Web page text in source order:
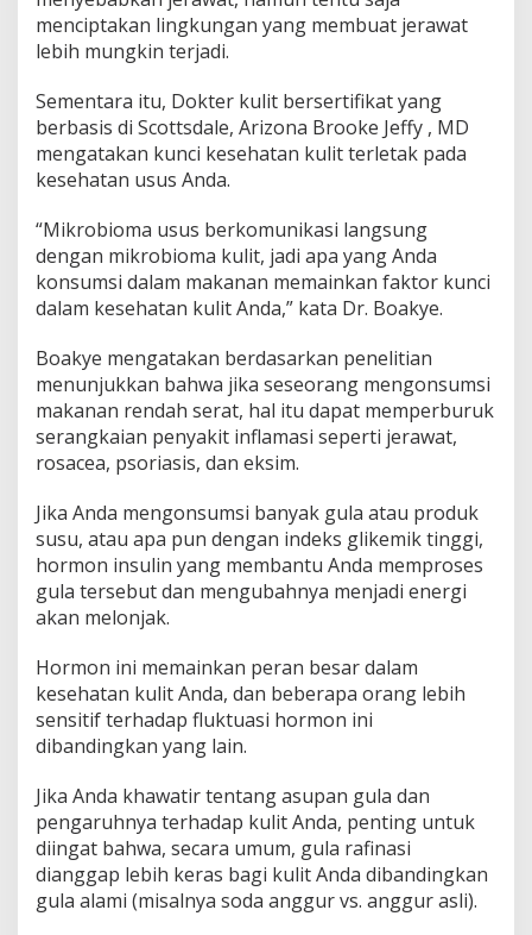
menciptakan lingkungan yang membuat jerawat
lebih mungkin terjadi.
Sementara itu, Dokter kulit bersertifikat yang
berbasis di Scottsdale, Arizona Brooke Jeffy , MD
mengatakan kunci kesehatan kulit terletak pada
kesehatan usus Anda.
“Mikrobioma usus berkomunikasi langsung
dengan mikrobioma kulit, jadi apa yang Anda
konsumsi dalam makanan memainkan faktor kunci
dalam kesehatan kulit Anda,” kata Dr. Boakye.
Boakye mengatakan berdasarkan penelitian
menunjukkan bahwa jika seseorang mengonsumsi
makanan rendah serat, hal itu dapat memperburuk
serangkaian penyakit inflamasi seperti jerawat,
rosacea, psoriasis, dan eksim.
Jika Anda mengonsumsi banyak gula atau produk
susu, atau apa pun dengan indeks glikemik tinggi,
hormon insulin yang membantu Anda memproses
gula tersebut dan mengubahnya menjadi energi
akan melonjak.
Hormon ini memainkan peran besar dalam
kesehatan kulit Anda, dan beberapa orang lebih
sensitif terhadap fluktuasi hormon ini
dibandingkan yang lain.
Jika Anda khawatir tentang asupan gula dan
pengaruhnya terhadap kulit Anda, penting untuk
diingat bahwa, secara umum, gula rafinasi
dianggap lebih keras bagi kulit Anda dibandingkan
gula alami (misalnya soda anggur vs. anggur asli).